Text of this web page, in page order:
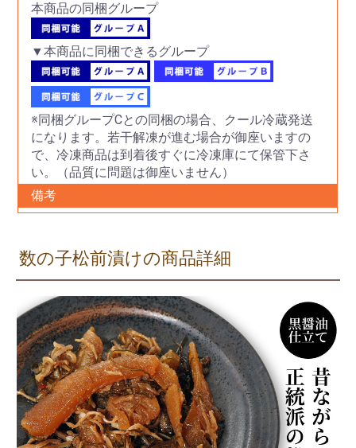
本商品の同梱グループ
▼本商品に同梱できるグループ
※同梱グループCとの同梱の場合、クール冷蔵発送
になります。若干解凍が進む場合が御座いますの
で、冷凍商品は到着後すぐに冷凍庫にて保管下さ
い。（品質に問題は御座いません）
備考
数の子松前漬けの商品詳細